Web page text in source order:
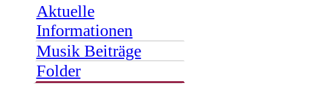
Aktuelle
Informationen
Musik Beiträge
Folder